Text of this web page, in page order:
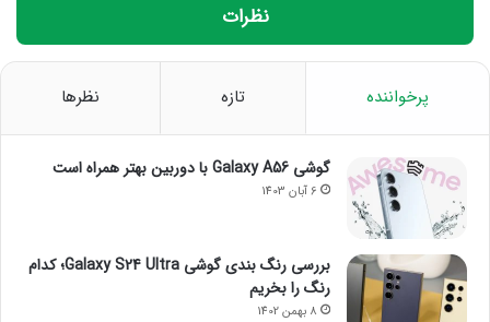
نظرات
پرخواننده تازه نظرها
گوشی Galaxy A56 با دوربین بهتر همراه است
6 آبان 1403
بررسی رنگ بندی گوشی Galaxy S24 Ultra؛ کدام
رنگ را بخریم
8 بهمن 1402